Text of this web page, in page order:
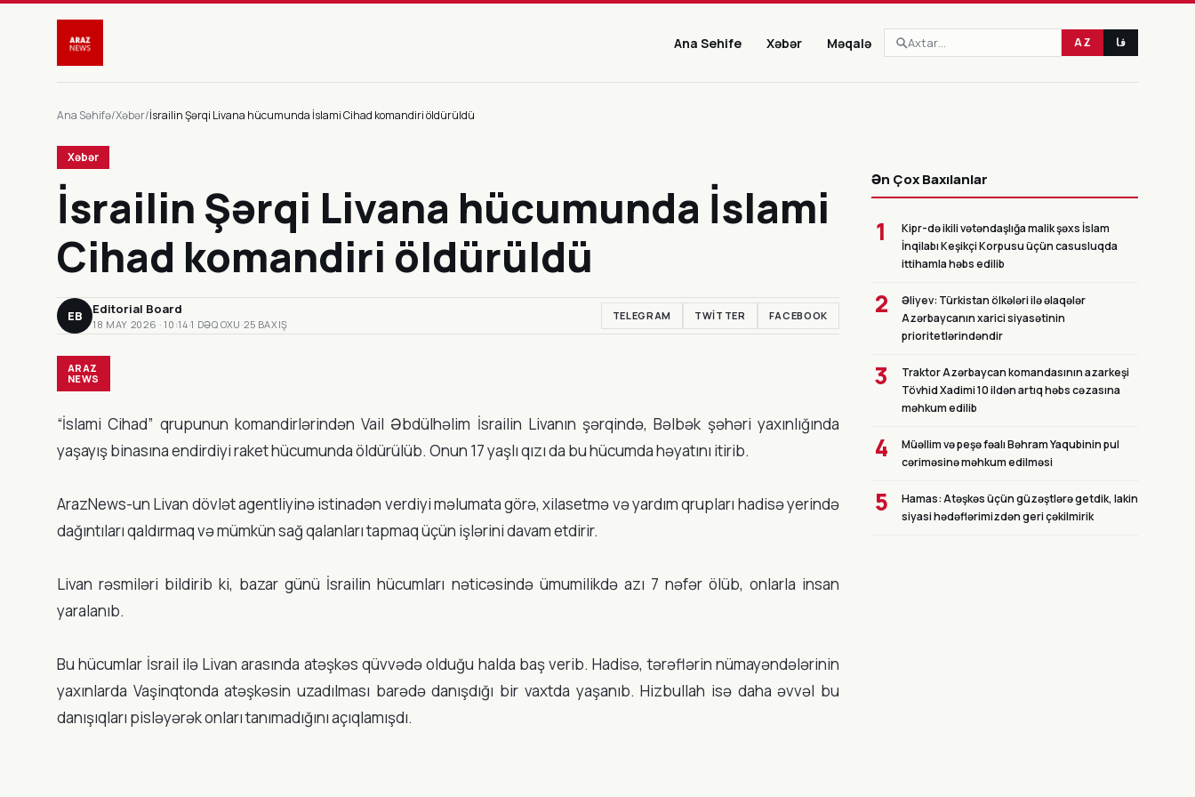
Ana Sehife Xəbər Məqalə AZ فا
Ana Səhifə/Xəbər/İsrailin Şərqi Livana hücumunda İslami Cihad komandiri öldürüldü
Xəbər
İsrailin Şərqi Livana hücumunda İslami
Cihad komandiri öldürüldü
EB Editorial Board
18 MAY 2026 · 10:14·1 DƏQ OXU ·25 BAXIŞ
TELEGRAM TWITTER FACEBOOK
ARAZ
NEWS
“İslami Cihad” qrupunun komandirlərindən Vail Əbdülhəlim İsrailin Livanın şərqində, Bəlbək şəhəri yaxınlığında
yaşayış binasına endirdiyi raket hücumunda öldürülüb. Onun 17 yaşlı qızı da bu hücumda həyatını itirib.
ArazNews-un Livan dövlət agentliyinə istinadən verdiyi məlumata görə, xilasetmə və yardım qrupları hadisə yerində
dağıntıları qaldırmaq və mümkün sağ qalanları tapmaq üçün işlərini davam etdirir.
Livan rəsmiləri bildirib ki, bazar günü İsrailin hücumları nəticəsində ümumilikdə azı 7 nəfər ölüb, onlarla insan
yaralanıb.
Bu hücumlar İsrail ilə Livan arasında atəşkəs qüvvədə olduğu halda baş verib. Hadisə, tərəflərin nümayəndələrinin
yaxınlarda Vaşinqtonda atəşkəsin uzadılması barədə danışdığı bir vaxtda yaşanıb. Hizbullah isə daha əvvəl bu
danışıqları pisləyərək onları tanımadığını açıqlamışdı.
Ən Çox Baxılanlar
1
Kipr-də ikili vətəndaşlığa malik şəxs İslam
İnqilabı Keşikçi Korpusu üçün casusluqda
ittihamla həbs edilib
2
Əliyev: Türkistan ölkələri ilə əlaqələr
Azərbaycanın xarici siyasətinin
prioritetlərindəndir
3
Traktor Azərbaycan komandasının azarkeşi
Tövhid Xadimi 10 ildən artıq həbs cəzasına
məhkum edilib
4
Müəllim və peşə fəalı Bəhram Yaqubinin pul
cəriməsinə məhkum edilməsi
5
Hamas: Atəşkəs üçün güzəştlərə getdik, lakin
siyasi hədəflərimizdən geri çəkilmirik